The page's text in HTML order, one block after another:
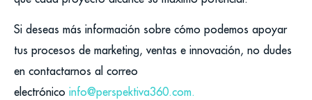
Si deseas más información sobre cómo podemos apoyar
tus procesos de marketing, ventas e innovación, no dudes
en contactarnos al correo
electrónico info@perspektiva360.com.